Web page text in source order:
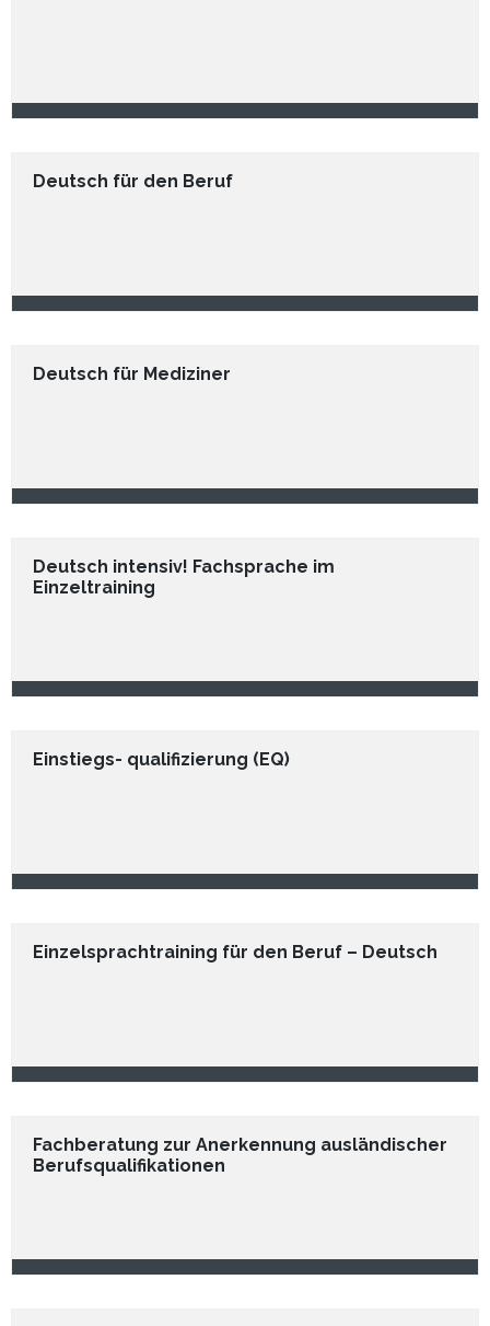
Deutsch für den Beruf
Deutsch für Mediziner
Deutsch intensiv! Fachsprache im
Einzeltraining
Einstiegs- qualifizierung (EQ)
Einzelsprachtraining für den Beruf – Deutsch
Fachberatung zur Anerkennung ausländischer
Berufsqualifikationen